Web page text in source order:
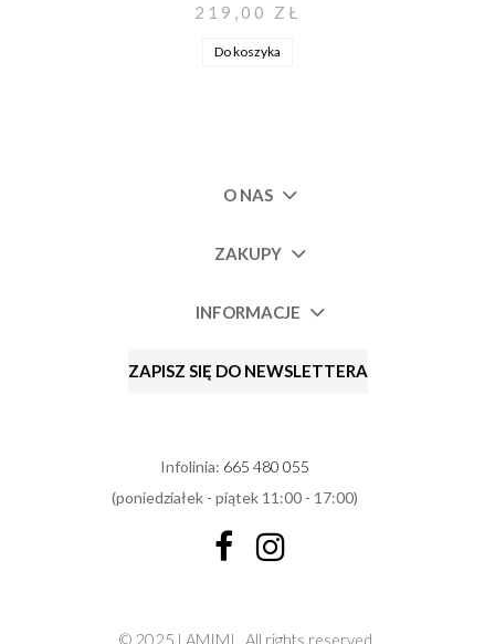
219,00 ZŁ
Do koszyka
O NAS
ZAKUPY
INFORMACJE
ZAPISZ SIĘ DO NEWSLETTERA
Infolinia: 665 480 055
(poniedziałek - piątek 11:00 - 17:00)
© 2025 LAMIMI. All rights reserved.